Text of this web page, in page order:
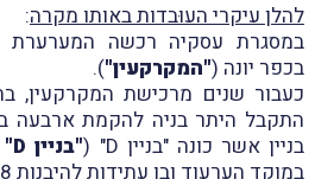
להלן עיקרי העוּבדות באותו מקרה:
בכפר יונה ("המקרקעין").
התקבל היתר בניה להקמת ארבעה
בניין אשר כונה "בניין D" (
"בניין D"
במוקד הערעוד ובו עתידות להיבנות 58 דירות.